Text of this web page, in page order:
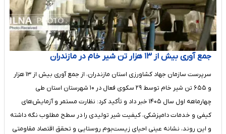
جمع آوری بیش از ۱۳ هزار تن شیر خام در مازندران
سرپرست سازمان جهاد کشاورزی استان مازندران، از جمع آوری بیش از ۱۳ هزار
و ۶۵۵ تن شیر خام توسط ۲۹ سکوی فعال در ۱۰ شهرستان استان طی
چهارماهه اول سال ۱۴۰۵ خبر داد و تأکید کرد: نظارت مستمر و آزمایش‌های
کیفی و خدمات دامپزشکی، کیفیت شیر تولیدی را در سطح مطلوب نگه داشته
و این روند، نشانه عینی احیای زیست‌بوم روستایی و تحقق اقتصاد مقاومتی